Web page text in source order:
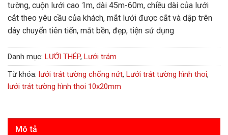
tường, cuộn lưới cao 1m, dài 45m-60m, chiều dài của lưới
cắt theo yêu cầu của khách, mắt lưới được cắt và dập trên
dây chuyển tiên tiến, mắt bền, đẹp, tiện sử dụng
Danh mục: LƯỚI THÉP, Lưới trám
Từ khóa: lưới trát tường chống nứt, Lưới trát tường hình thoi,
lưới trát tường hình thoi 10x20mm
Mô tả